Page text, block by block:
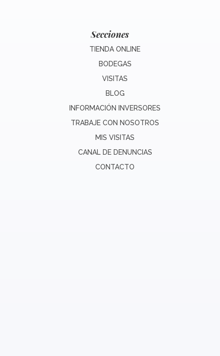
Secciones
TIENDA ONLINE
BODEGAS
VISITAS
BLOG
INFORMACIÓN INVERSORES
TRABAJE CON NOSOTROS
MIS VISITAS
CANAL DE DENUNCIAS
CONTACTO